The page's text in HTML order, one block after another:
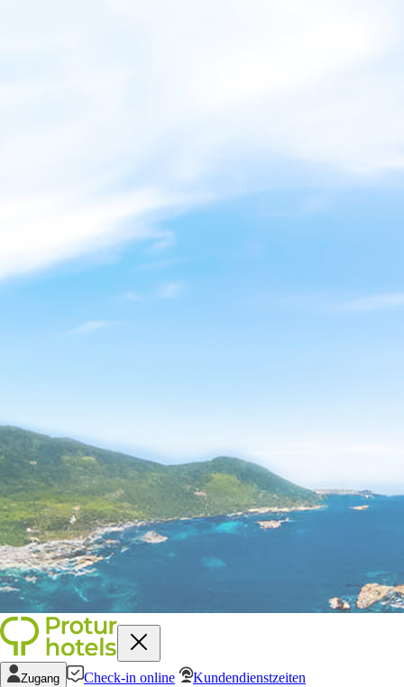
Zugang Check-in online
Kundendienstzeiten